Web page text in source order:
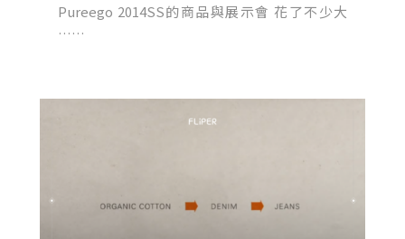
Pureego 2014SS的商品與展示會 花了不少大
……